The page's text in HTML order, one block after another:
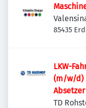
85435
LKW-
(m/w/d)
Absetzer
TD